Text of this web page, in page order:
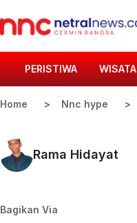
PERISTIWA WISATA
Home Nnc hype
Rama Hidayat
Bagikan Via